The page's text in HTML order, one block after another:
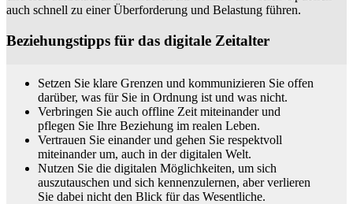
auch schnell zu einer Überforderung und Belastung führen.
Beziehungstipps für das digitale Zeitalter
Setzen Sie klare Grenzen und kommunizieren Sie offen
darüber, was für Sie in Ordnung ist und was nicht.
Verbringen Sie auch offline Zeit miteinander und
pflegen Sie Ihre Beziehung im realen Leben.
Vertrauen Sie einander und gehen Sie respektvoll
miteinander um, auch in der digitalen Welt.
Nutzen Sie die digitalen Möglichkeiten, um sich
auszutauschen und sich kennenzulernen, aber verlieren
Sie dabei nicht den Blick für das Wesentliche.